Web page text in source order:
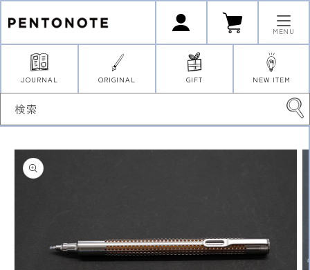
ンツに
進む
グ
イ
カ
ー
ト MENU
JOURNAL ORIGINAL GIFT NEW ITEM
検索
商品情
報にス
キップ